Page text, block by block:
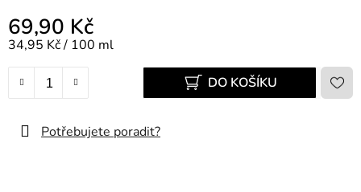
69,90 Kč
Měrná cena:
34,95 Kč / 100 ml
DO KOŠÍKU
Potřebujete poradit?